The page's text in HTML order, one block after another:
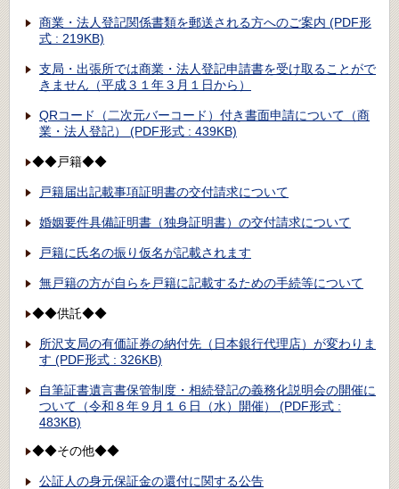
商業・法人登記関係書類を郵送される方へのご案内 (PDF形
式 : 219KB)
支局・出張所では商業・法人登記申請書を受け取ることがで
きません（平成３１年３月１日から）
QRコード（二次元バーコード）付き書面申請について（商
業・法人登記） (PDF形式 : 439KB)
◆◆戸籍◆◆
戸籍届出記載事項証明書の交付請求について
婚姻要件具備証明書（独身証明書）の交付請求について
戸籍に氏名の振り仮名が記載されます
無戸籍の方が自らを戸籍に記載するための手続等について
◆◆供託◆◆
所沢支局の有価証券の納付先（日本銀行代理店）が変わりま
す (PDF形式 : 326KB)
自筆証書遺言書保管制度・相続登記の義務化説明会の開催に
ついて（令和８年９月１６日（水）開催） (PDF形式 :
483KB)
◆◆その他◆◆
公証人の身元保証金の還付に関する公告